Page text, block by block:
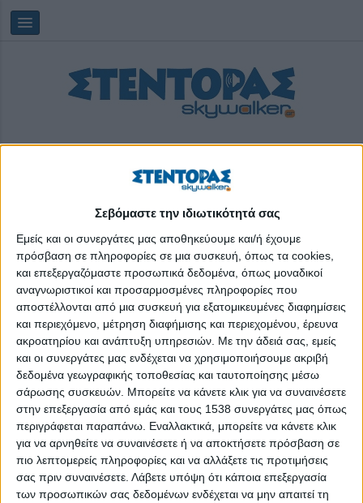
Σεβόμαστε την ιδιωτικότητά σας
Εμείς και οι συνεργάτες μας αποθηκεύουμε και/ή έχουμε
πρόσβαση σε πληροφορίες σε μια συσκευή, όπως τα cookies,
και επεξεργαζόμαστε προσωπικά δεδομένα, όπως μοναδικοί
αναγνωριστικοί και προσαρμοσμένες πληροφορίες που
αποστέλλονται από μια συσκευή για εξατομικευμένες διαφημίσεις
και περιεχόμενο, μέτρηση διαφήμισης και περιεχομένου, έρευνα
ακροατηρίου και ανάπτυξη υπηρεσιών. Με την άδειά σας, εμείς
και οι συνεργάτες μας ενδέχεται να χρησιμοποιήσουμε ακριβή
δεδομένα γεωγραφικής τοποθεσίας και ταυτοποίησης μέσω
σάρωσης συσκευών. Μπορείτε να κάνετε κλικ για να συναινέσετε
στην επεξεργασία από εμάς και τους 1538 συνεργάτες μας όπως
περιγράφεται παραπάνω. Εναλλακτικά, μπορείτε να κάνετε κλικ
για να αρνηθείτε να συναινέσετε ή να αποκτήσετε πρόσβαση σε
πιο λεπτομερείς πληροφορίες και να αλλάξετε τις προτιμήσεις
σας πριν συναινέσετε. Λάβετε υπόψη ότι κάποια επεξεργασία
των προσωπικών σας δεδομένων ενδέχεται να μην απαιτεί τη
Saturday, 08/08/202617:45:47
αυτοαπασχόληση
Like like #43